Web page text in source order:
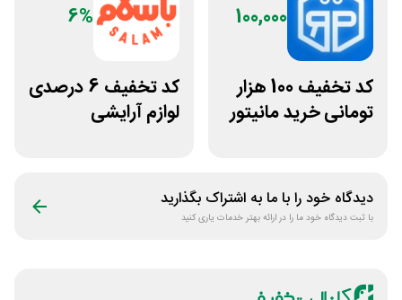
100,000
کد تخفیف 100 هزار
تومانی خرید مانیتور
6%
کد تخفیف 6 درصدی
لوازم آرایشی
دیدگاه خود را با ما به اشتراک بگذارید
با ثبت دیدگاه خود ما را در ارائه بهتر خدمات یاری کنید